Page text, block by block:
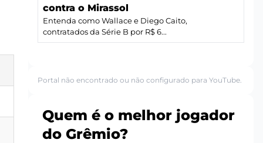
contra o Mirassol
Entenda como Wallace e Diego Caito,
contratados da Série B por R$ 6...
Portal não encontrado ou não configurado para YouTube.
Quem é o melhor jogador
do Grêmio?